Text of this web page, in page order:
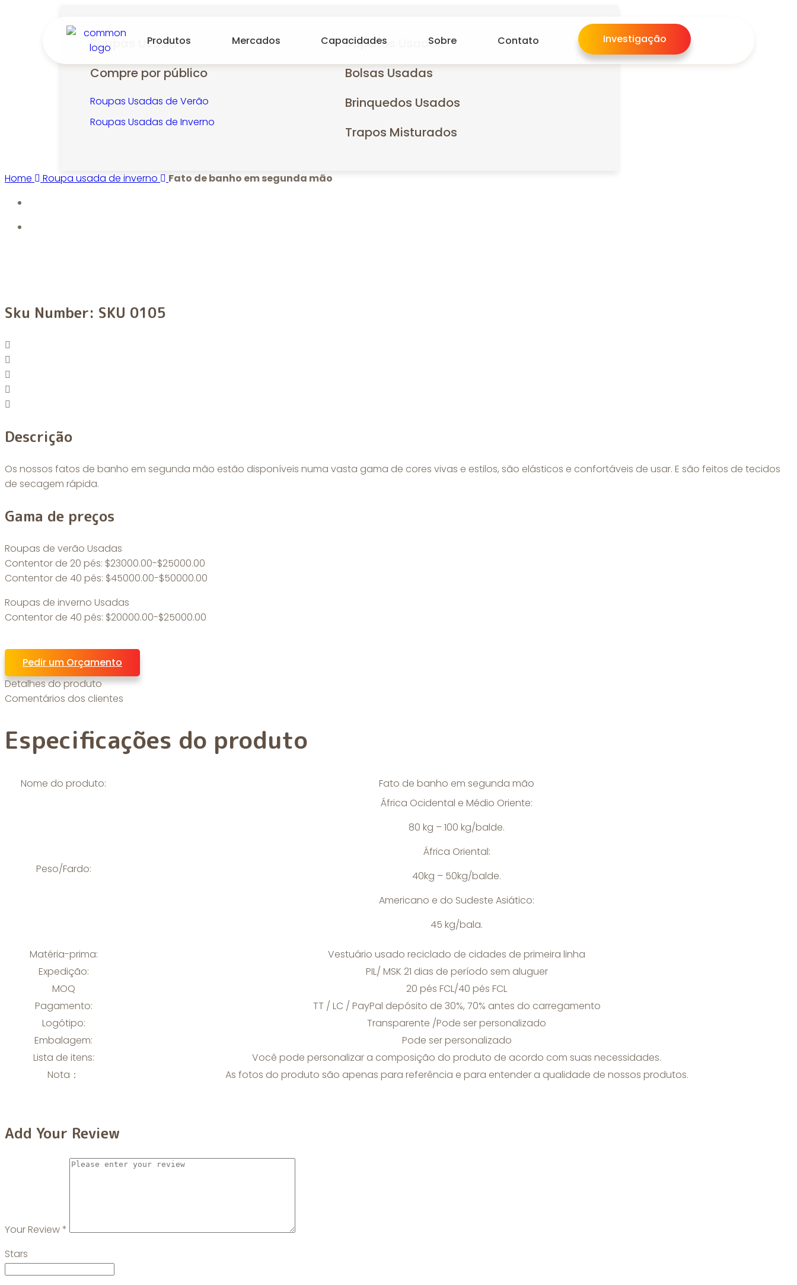
Produtos Mercados Capacidades Sobre Contato Investigação
Roupas Usadas
Compre por público
Roupas Usadas de Verão
Roupas Usadas de Inverno
Sapatos Usados
Bolsas Usadas
Brinquedos Usados
Trapos Misturados
Home Roupa usada de inverno Fato de banho em segunda mão
Sku Number: SKU 0105
Descrição
Os nossos fatos de banho em segunda mão estão disponíveis numa vasta gama de cores vivas e estilos, são elásticos e confortáveis de usar. E são feitos de tecidos
de secagem rápida.
Gama de preços
Roupas de verão Usadas
Contentor de 20 pés: $23000.00-$25000.00
Contentor de 40 pés: $45000.00-$50000.00
Roupas de inverno Usadas
Contentor de 40 pés: $20000.00-$25000.00
Pedir um Orçamento
Detalhes do produto
Comentários dos clientes
Especificações do produto
Nome do produto: Fato de banho em segunda mão
Peso/Fardo:
África Ocidental e Médio Oriente:
80 kg – 100 kg/balde.
África Oriental:
40kg – 50kg/balde.
Americano e do Sudeste Asiático:
45 kg/bala.
Matéria-prima:
Vestuário usado reciclado de cidades de primeira linha
Expedição:
PIL/ MSK 21 dias de período sem aluguer
MOQ
20 pés FCL/40 pés FCL
Pagamento:
TT / LC / PayPal depósito de 30%, 70% antes do carregamento
Logótipo:
Transparente /Pode ser personalizado
Embalagem:
Pode ser personalizado
Lista de itens:
Você pode personalizar a composição do produto de acordo com suas necessidades.
Nota：
As fotos do produto são apenas para referência e para entender a qualidade de nossos produtos.
Add Your Review
Your Review*
Stars